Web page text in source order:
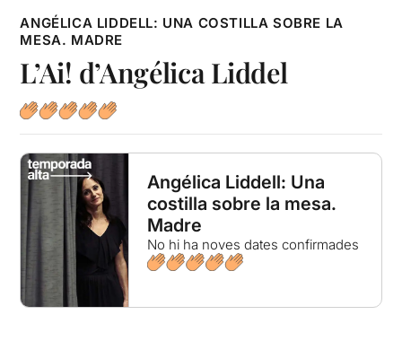
ANGÉLICA LIDDELL: UNA COSTILLA SOBRE LA
MESA. MADRE
L’Ai! d’Angélica Liddel
Angélica Liddell: Una
costilla sobre la mesa.
Madre
No hi ha noves dates confirmades